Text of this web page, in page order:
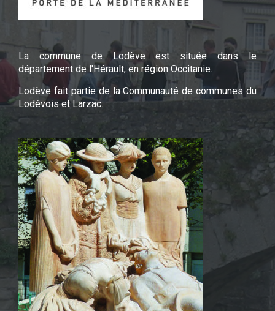
La commune de Lodève est située dans le
département de l'Hérault, en région Occitanie.
Lodève fait partie de la Communauté de communes du
Lodévois et Larzac.